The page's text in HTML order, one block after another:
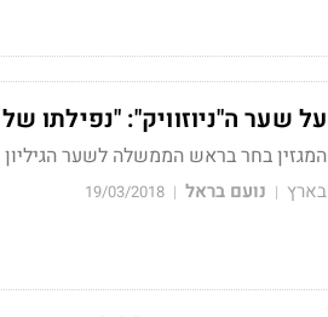
על שער ה"ניוזוויק": "נפילתו
המגזין בחר בראש הממשלה לשער
בארץ | נועם בראל |
19/03/2018